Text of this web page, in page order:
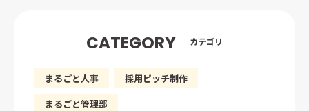
その他サービス
導入事例
お役立ち情報
CATEGORY カテゴリ
まるごと人事
採用ピッチ制作
まるごと管理部